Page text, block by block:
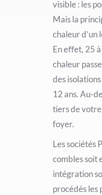
visible : les
Mais la
chaleur d’un
En eﬀet, 25
chaleur
des
12 ans. Au-
tiers de votre
foyer.
Les sociétés
combles soit
intégration
procédés les